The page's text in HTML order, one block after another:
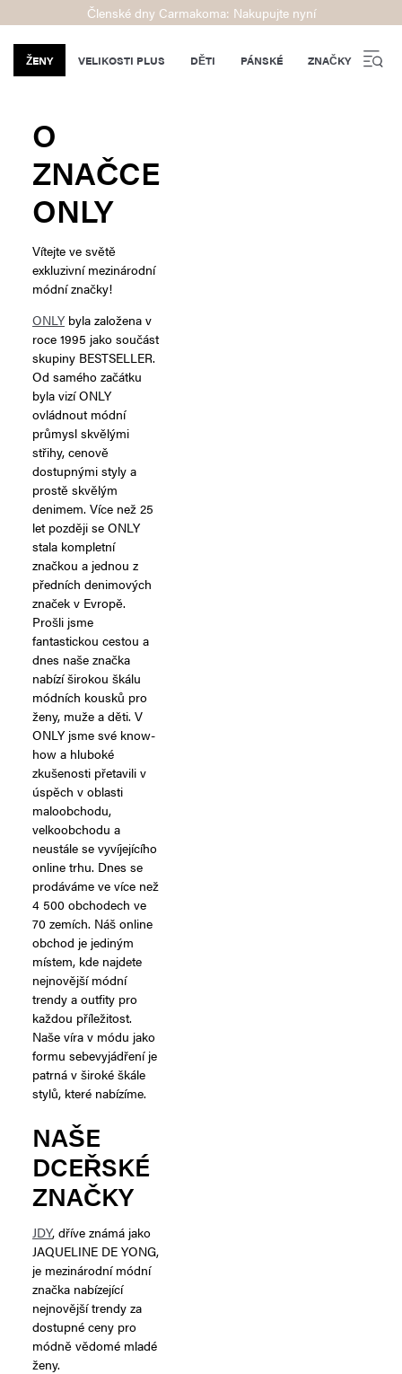
Členské dny Carmakoma: Nakupujte nyní
ŽENY VELIKOSTI PLUS DĚTI PÁNSKÉ ZNAČKY
O
ZNAČCE
ONLY
Vítejte ve světě
exkluzivní mezinárodní
módní značky!
ONLY byla založena v
roce 1995 jako součást
skupiny BESTSELLER.
Od samého začátku
byla vizí ONLY
ovládnout módní
průmysl skvělými
střihy, cenově
dostupnými styly a
prostě skvělým
denimem. Více než 25
let později se ONLY
stala kompletní
značkou a jednou z
předních denimových
značek v Evropě.
Prošli jsme
fantastickou cestou a
dnes naše značka
nabízí širokou škálu
módních kousků pro
ženy, muže a děti. V
ONLY jsme své know-
how a hluboké
zkušenosti přetavili v
úspěch v oblasti
maloobchodu,
velkoobchodu a
neustále se vyvíjejícího
online trhu. Dnes se
prodáváme ve více než
4 500 obchodech ve
70 zemích. Náš online
obchod je jediným
místem, kde najdete
nejnovější módní
trendy a outfity pro
každou příležitost.
Naše víra v módu jako
formu sebevyjádření je
patrná v široké škále
stylů, které nabízíme.
NAŠE
DCEŘSKÉ
ZNAČKY
JDY, dříve známá jako
JAQUELINE DE YONG,
je mezinárodní módní
značka nabízející
nejnovější trendy za
dostupné ceny pro
módně vědomé mladé
ženy.